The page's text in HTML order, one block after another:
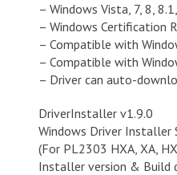
– Windows Vista, 7, 8,
– Windows Certification
– Compatible with
– Compatible with
– Driver can auto-
DriverInstaller v1.9.0
Windows Driver Installer
(For PL2303 HXA, XA,
Installer version & Build